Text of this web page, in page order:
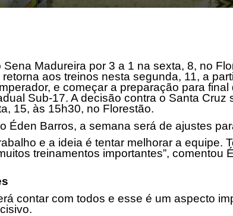
Sena Madureira por 3 a 1 na sexta, 8, no
aos treinos nesta segunda, 11, a
e começar a preparação para final
Sub-17. A decisão contra o Santa Cruz
15, às 15h30, no Florestão.
Éden Barros, a semana será de ajustes
e a ideia é tentar melhorar a equipe.
treinamentos importantes”, comentou
contar com todos e esse é um aspecto